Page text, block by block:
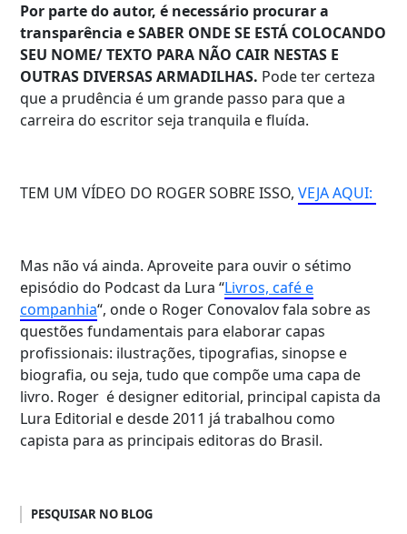
Por parte do autor, é necessário procurar a
transparência e SABER ONDE SE ESTÁ COLOCANDO
SEU NOME/ TEXTO PARA NÃO CAIR NESTAS E
OUTRAS DIVERSAS ARMADILHAS. Pode ter certeza
que a prudência é um grande passo para que a
carreira do escritor seja tranquila e fluída.
TEM UM VÍDEO DO ROGER SOBRE ISSO, VEJA AQUI:
Mas não vá ainda. Aproveite para ouvir o sétimo
episódio do Podcast da Lura “Livros, café e
companhia“, onde o Roger Conovalov fala sobre as
questões fundamentais para elaborar capas
profissionais: ilustrações, tipografias, sinopse e
biografia, ou seja, tudo que compõe uma capa de
livro. Roger é designer editorial, principal capista da
Lura Editorial e desde 2011 já trabalhou como
capista para as principais editoras do Brasil.
PESQUISAR NO BLOG